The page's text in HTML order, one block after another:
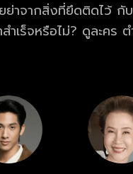
าจากสิ่งที่ยึดติดไว้ กั
อก ย้อนหลัง ฟรี ครบทุกตอน